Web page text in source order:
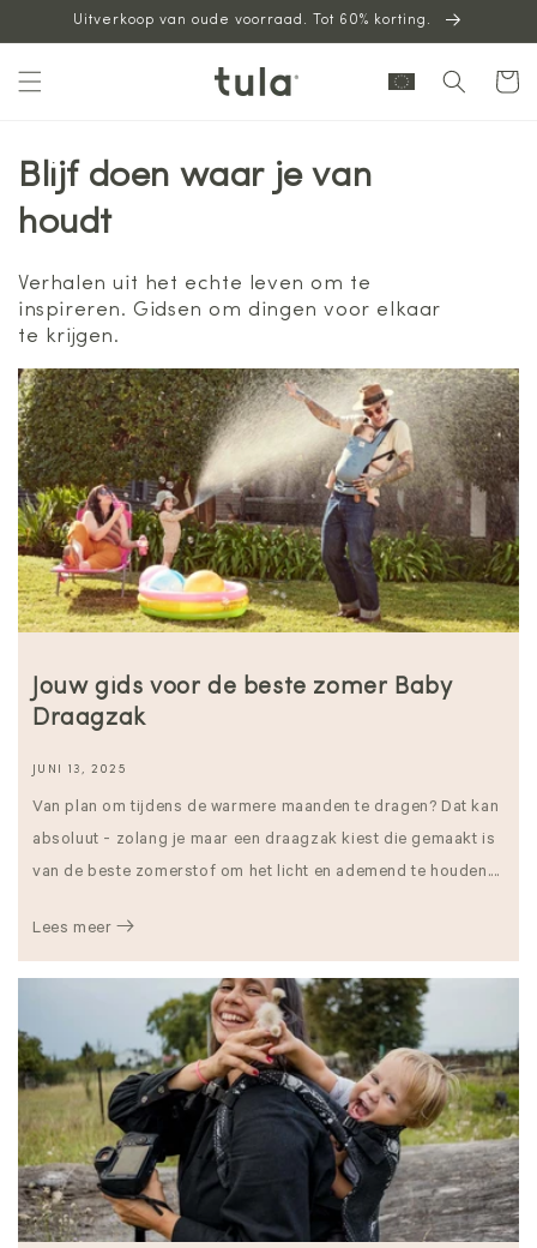
naarUitverkoop van oude voorraad. Tot 60% korting.
Blijf doen waar je van
houdt
Verhalen uit het echte leven om te
inspireren. Gidsen om dingen voor elkaar
te krijgen.
Jouw gids voor de beste zomer Baby
Draagzak
JUNI 13, 2025
Van plan om tijdens de warmere maanden te dragen? Dat kan
absoluut - zolang je maar een draagzak kiest die gemaakt is
van de beste zomerstof om het licht en ademend te houden....
Lees meer